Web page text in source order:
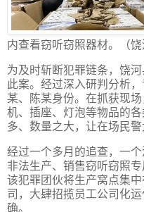
内查看窃听窃照器材。（饶
为及时斩断犯罪链条，饶
此案。经过深入研判分析
某、陈某身份。在抓获现
机、插座、灯泡等物品的
多、数量之大，让在场民警
经过一个多月的追查，一
非法生产、销售窃听窃照
该犯罪团伙将生产窝点集
司，大肆招揽员工公司化
确。